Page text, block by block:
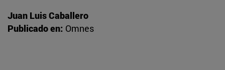
Juan Luis Caballero
Publicado en: Omnes